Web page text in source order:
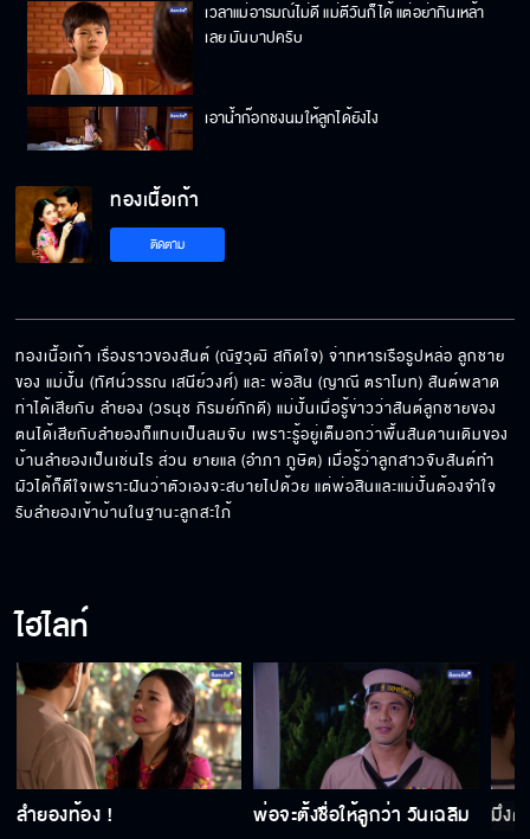
เวลาแม่อารมณ์ไม่ดี แม่ตีวันก็ได้ แต่อย่ากินเหล้า
เลย มันบาปครับ
เอาน้ำก๊อกชงนมให้ลูกได้ยังไง
มายืนเห่าหอนอยู่หน้าร้านกู ทำไมกูต้องแอบฟัง
ถ้านี่ปะป๊า ส่วนนี่ก็หม่าม้า
อย่างมึง
เมียเก็บอย่างเธอมีสิทธิ์อะไรมาบอกให้ฉันเลิกกับ
คุณกวง
ทองเนื้อเก้า
ติดตาม
ทองเนื้อเก้า เรื่องราวของสันต์ (ณัฐวุฒิ สกิดใจ) จ่าทหารเรือรูปหล่อ ลูกชาย
ของ แม่ปั้น (ทัศน์วรรณ เสนีย์วงศ์) และ พ่อสิน (ญาณี ตราโมท) สันต์พลาด
ท่าได้เสียกับ ลำยอง (วรนุช ภิรมย์ภักดี) แม่ปั้นเมื่อรู้ข่าวว่าสันต์ลูกชายของ
ตนได้เสียกับลำยองก็แทบเป็นลมจับ เพราะรู้อยู่เต็มอกว่าพื้นสันดานเดิมของ
บ้านลำยองเป็นเช่นไร ส่วน ยายแล (อำภา ภูษิต) เมื่อรู้ว่าลูกสาวจับสันต์ทำ
ผัวได้ก็ดีใจเพราะฝันว่าตัวเองจะสบายไปด้วย แต่พ่อสินและแม่ปั้นต้องจำใจ
รับลำยองเข้าบ้านในฐานะลูกสะใภ้
ไฮไลท์
ลำยองท้อง ! พ่อจะตั้งชื่อให้ลูกว่า วันเฉลิม มึงต